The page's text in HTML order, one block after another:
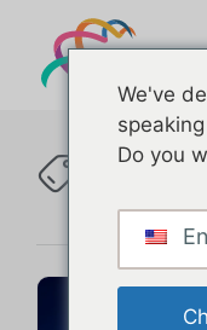
Tag
We've
Do you